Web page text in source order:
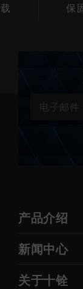
保
产品介绍
新闻中心
关于十铨